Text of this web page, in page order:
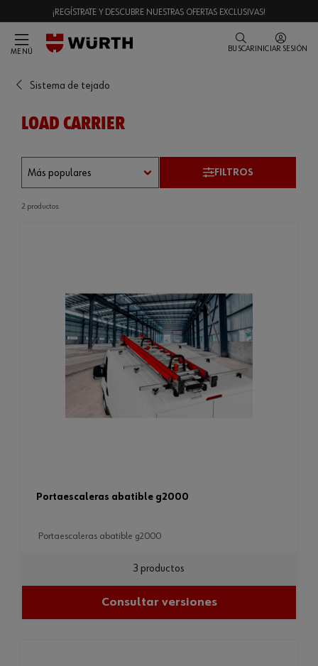
¡REGÍSTRATE Y DESCUBRE NUESTRAS OFERTAS EXCLUSIVAS!
MENÚ BUSCAR INICIAR SESIÓN
Sistema de tejado
LOAD CARRIER
FILTROS
2 productos
portaescaleras abatible g2000
portaescaleras abatible g2000
3 productos
Consultar versiones